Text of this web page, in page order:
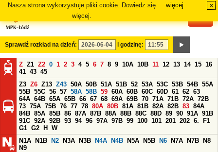
Nasza strona wykorzystuje pliki cookie. Dowiedz się
więcej.
więcej x
Sprawdź rozkład na dzień: i godzinę:
Z Z1 Z2 0 1 2 3 4 5 6 7 8 9 10A 10B 11 12 13 14 15 16
41 43 45
Z3 Z6 Z13 Z43 50A 50B 51A 51B 52 53A 53C 53B 54B 55A
55B 55C 56 57 58A 58B 59 60A 60B 60C 60D 61 62 63
64A 64B 65A 65B 66 67 68 69A 69B 70 71A 71B 72A 72B
73 75A 75B 76 77 78 80A 80B 81A 81B 82A 82B 83 84A
84B 85A 85B 86 87A 87B 88A 88B 88C 88D 89 90 91A 91B
91C 92A 92B 93 94 96 97A 97B 99 100 101 201 202 6.
F1
G1 G2 H
W
N1A
N1B N2 N3A N3B N4A N4B N5A N5B N6 N7A N7B
N8
N9